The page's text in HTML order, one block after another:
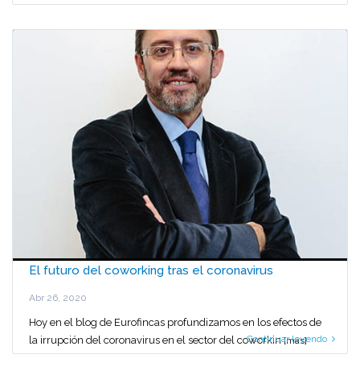
El futuro del coworking tras el coronavirus
Abr 26, 2020
Hoy en el blog de Eurofincas profundizamos en los efectos de
la irrupción del coronavirus en el sector del coworkin[más]
Continuar leyendo